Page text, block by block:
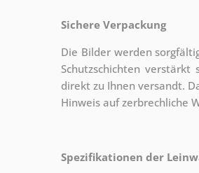
Sichere Verpackung
Die Bilder werden
Schutzschichten verstärkt
direkt zu Ihnen versandt.
Hinweis auf zerbrechliche
Spezifikationen der